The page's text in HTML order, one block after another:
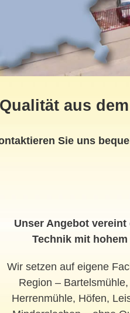
aus
Sie uns
Unser Angebot
Technik mit
Wir setzen auf eigene
Region –
Herrenmühle, Höfen,